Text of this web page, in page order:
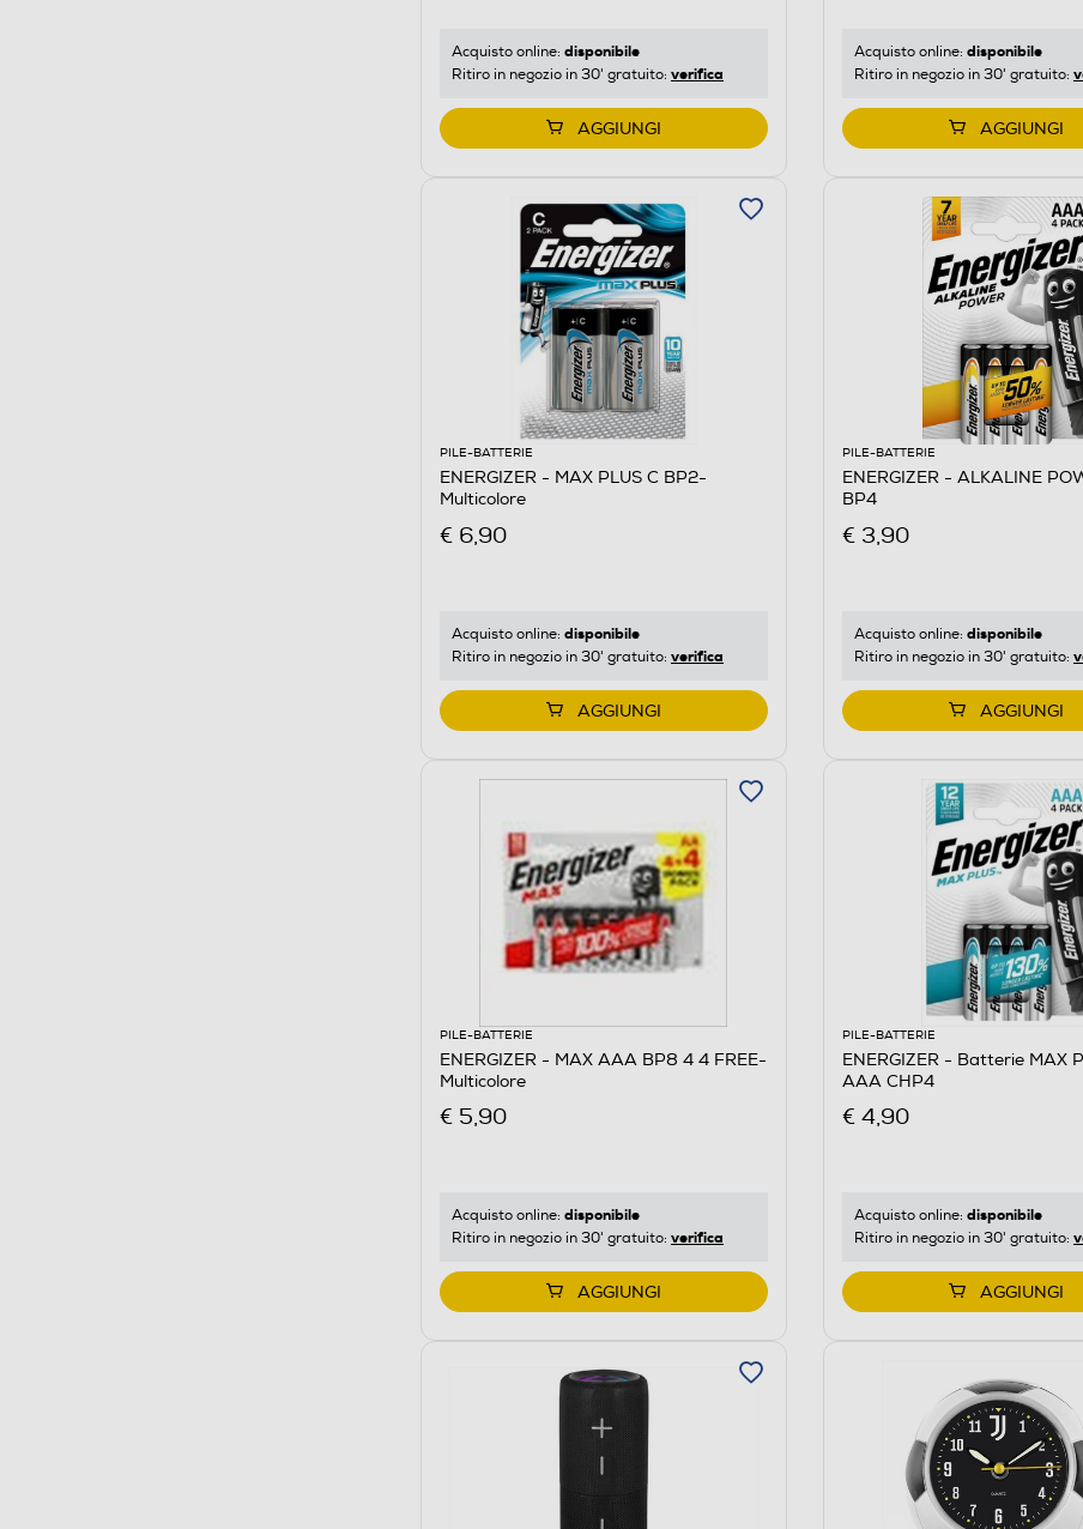
Acquisto online: disponibile
Ritiro in negozio in 30' gratuito: verifica
AGGIUNGI
Acquisto online: disponibile
Ritiro in negozio in 30' gratuito:
AGGIUNGI
PILE-BATTERIE
ENERGIZER - MAX PLUS C BP2-
Multicolore
€ 6,90
Acquisto online: disponibile
Ritiro in negozio in 30' gratuito: verifica
AGGIUNGI
PILE-BATTERIE
ENERGIZER - ALKALINE
BP4
€ 3,90
Acquisto online: disponibile
Ritiro in negozio in 30' gratuito:
AGGIUNGI
PILE-BATTERIE
ENERGIZER - MAX AAA BP8 4 4 FREE-
Multicolore
€ 5,90
Acquisto online: disponibile
Ritiro in negozio in 30' gratuito: verifica
AGGIUNGI
PILE-BATTERIE
ENERGIZER - Batterie MAX
AAA CHP4
€ 4,90
Acquisto online: disponibile
Ritiro in negozio in 30' gratuito:
AGGIUNGI